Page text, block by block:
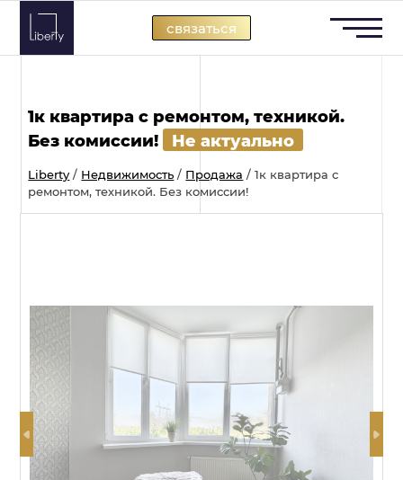
Skip
content
связаться
1к квартира с ремонтом, техникой.
Без комиссии!
Не актуально
Liberty / Недвижимость / Продажа /1к квартира с
ремонтом, техникой. Без комиссии!